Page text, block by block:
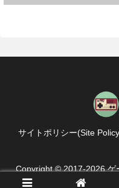
サイトポリシー(Site
Copyright © 2017-2026 ゲ